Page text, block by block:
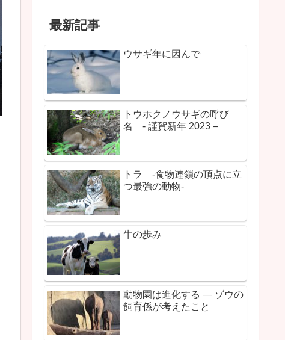
最新記事
ウサギ年に因んで
トウホクノウサギの呼び
名 - 謹賀新年 2023 –
トラ -食物連鎖の頂点に立
つ最強の動物-
牛の歩み
動物園は進化する ― ゾウの
飼育係が考えたこと